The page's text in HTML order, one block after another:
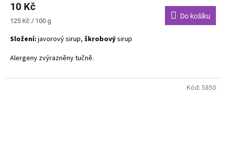
10 Kč
Měrná
125 Kč / 100 g
Do košíku
Složení: javorový sirup, škrobovýsirup
Alergeny zvýrazněny tučně.
Kód: 5850